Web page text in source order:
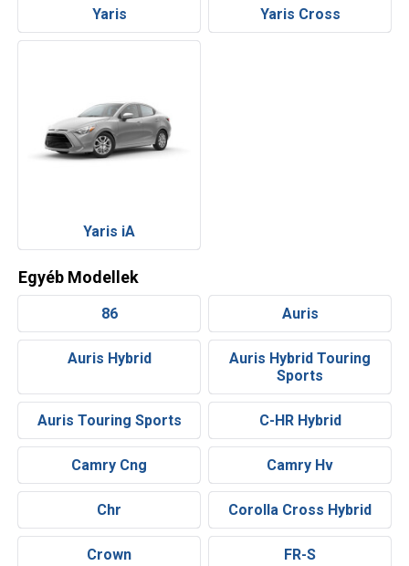
Yaris Yaris Cross
Yaris iA
Egyéb Modellek
86 Auris
Auris Hybrid
Auris Hybrid Touring
Sports
Auris Touring Sports C-HR Hybrid
Camry Cng Camry Hv
Chr Corolla Cross Hybrid
Crown FR-S